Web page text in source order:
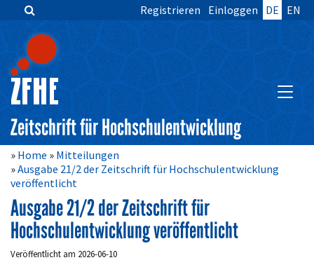
Zum
springen
Hauptnavigation
Inhalt
Sidebar
Registrieren Einloggen DE EN
Zeitschrift für Hochschulentwicklung
Home
Mitteilungen
Ausgabe 21/2 der Zeitschrift für Hochschulentwicklung
veröffentlicht
Ausgabe 21/2 der Zeitschrift für
Hochschulentwicklung veröffentlicht
Veröffentlicht am 2026-06-10